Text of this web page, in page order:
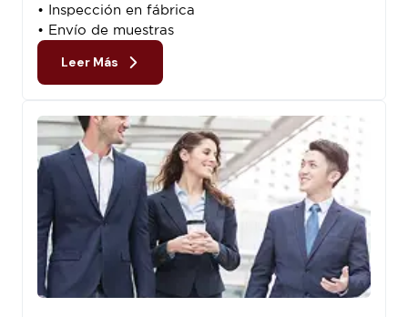
• Inspección en fábrica
• Envío de muestras
Leer Más